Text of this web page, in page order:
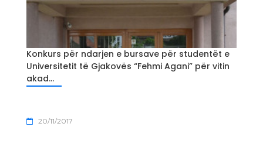
Konkurs për ndarjen e bursave për studentët e
Universitetit të Gjakovës “Fehmi Agani” për vitin
akad...
20/11/2017